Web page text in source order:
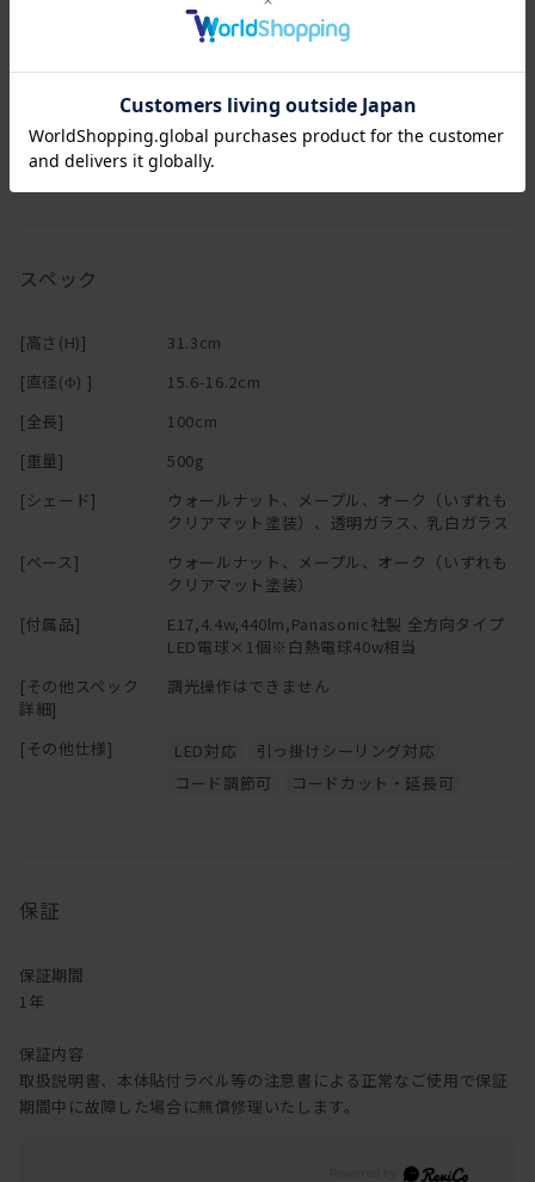
きっと貴方のお気に入りの【tipo】をみつけてください！!
スペック
[高さ(H)]
31.3cm
[直径(Φ) ]
15.6-16.2cm
[全長]
100cm
[重量]
500g
[シェード]
ウォールナット、メープル、オーク（いずれも
クリアマット塗装）、透明ガラス、乳白ガラス
[ベース]
ウォールナット、メープル、オーク（いずれも
クリアマット塗装）
[付属品]
E17,4.4w,440lm,Panasonic社製 全方向タイプ
LED電球×1個※白熱電球40w相当
[その他スペック
詳細]
調光操作はできません
[その他仕様] LED対応
引っ掛けシーリング対応
コード調節可
コードカット・延長可
保証
保証期間
1年
保証内容
取扱説明書、本体貼付ラベル等の注意書による正常なご使用で保証
期間中に故障した場合に無償修理いたします。